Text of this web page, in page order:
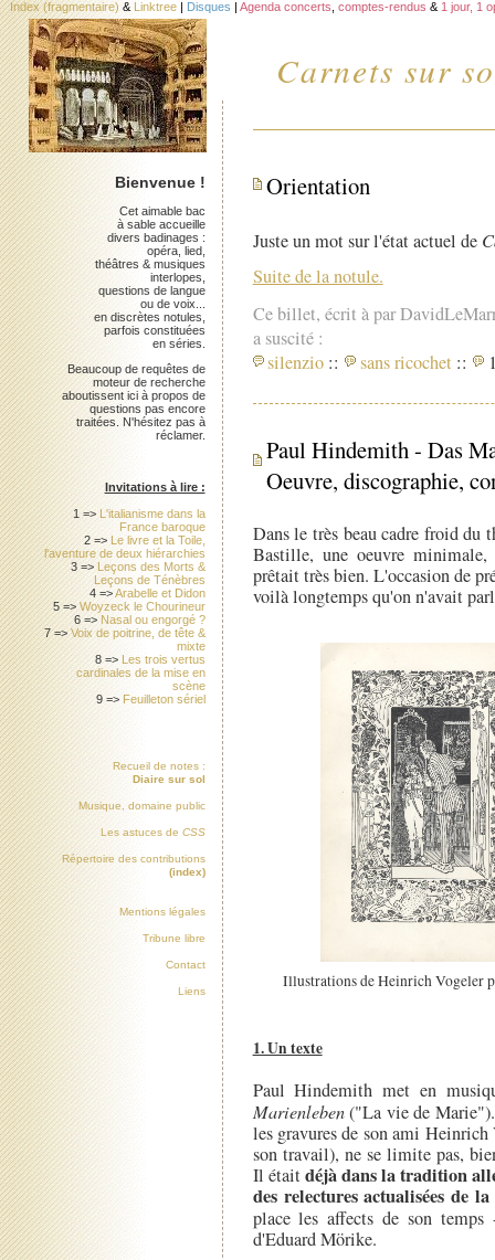
Carnets sur
Index (fragmentaire) & Linktree | Disques | Agenda concerts comptes-rendus & 1 jour, 1
Orientation
Juste un mot sur l'état actuel de
Suite de la notule.
Ce billet, écrit à par
a suscité :
silenzio :: sans ricochet ::
Paul Hindemith - Das
Oeuvre, discographie,
Dans le très beau cadre froid du
Bastille, une oeuvre
prêtait très bien. L'occasion de
voilà longtemps qu'on n'avait
Illustrations de Heinrich Vogeler
1. Un texte
Paul Hindemith met en
Marienleben("La vie de Marie").
les gravures de son ami
son travail), ne se limite pas,
Il étaitdéjà dans la tradition
des relectures actualisées de
place les affects de son
d'Eduard Mörike.
Bienvenue !
Cet aimable bac
à sable accueille
divers badinages :
opéra, lied,
théâtres & musiques
interlopes,
questions de langue
ou de voix...
en discrètes notules,
parfois constituées
en séries.
Beaucoup de requêtes de
moteur de recherche
aboutissent ici à propos de
questions pas encore
traitées. N'hésitez pas à
réclamer.
Invitations à lire :
1 => L'italianisme dans la
France baroque
2 => Le livre et la Toile,
l'aventure de deux hiérarchies
3 => Leçons des Morts &
Leçons de Ténèbres
4 =>Arabelle et Didon
5 =>Woyzeck le Chourineur
6 => Nasal ou engorgé ?
7 =>Voix de poitrine, de tête &
mixte
8 => Les trois vertus
cardinales de la mise en
scène
9 => Feuilleton sériel
Recueil de notes :
Diaire sur sol
Musique, domaine public
Les astuces de CSS
Répertoire des contributions
(index)
Mentions légales
Tribune libre
Contact
Liens